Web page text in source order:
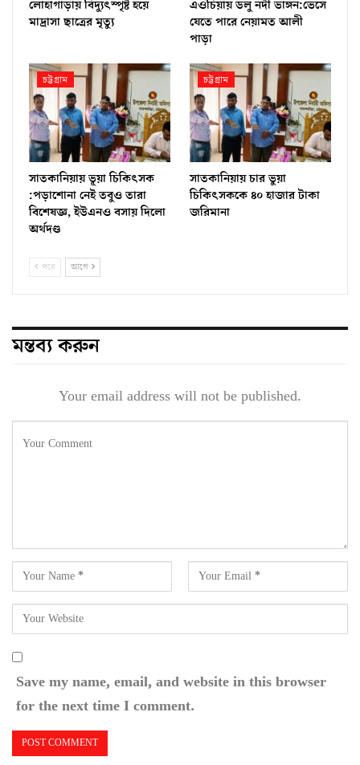
লোহাগাড়ায় বিদ্যুৎস্পৃষ্ট হয়ে
মাদ্রাসা ছাত্রের মৃত্যু
এওচিয়ায় ডলু নদী ভাঙ্গন:ভেসে
যেতে পারে নেয়ামত আলী
পাড়া
চট্টগ্রাম
সাতকানিয়ায় ভূয়া চিকিৎসক
:পড়াশোনা নেই তবুও তারা
বিশেষজ্ঞ, ইউএনও বসায় দিলো
অর্থদণ্ড
চট্টগ্রাম
সাতকানিয়ায় চার ভুয়া
চিকিৎসককে ৪০ হাজার টাকা
জরিমানা
পরে আগে
মন্তব্য করুন
Your email address will not be published.
Save my name, email, and website in this browser
for the next time I comment.